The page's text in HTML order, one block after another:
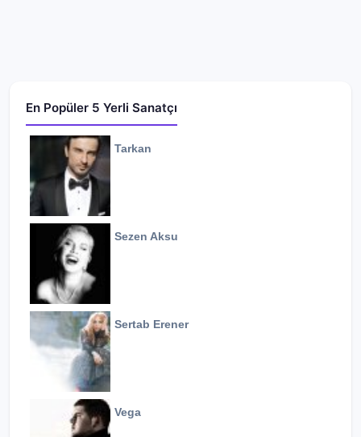
En Popüler 5 Yerli Sanatçı
Tarkan
Sezen Aksu
Sertab Erener
Vega